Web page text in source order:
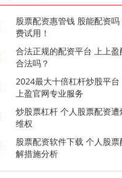
股票配资惠管钱 股能配资
费试用！
合法正规的配资平台 上上
合法吗？
2024最大十倍杠杆炒股平
上盈官网专业服务
炒股票杠杆 个人股票配资
维权
股票配资软件下载 个人股
解措施分析